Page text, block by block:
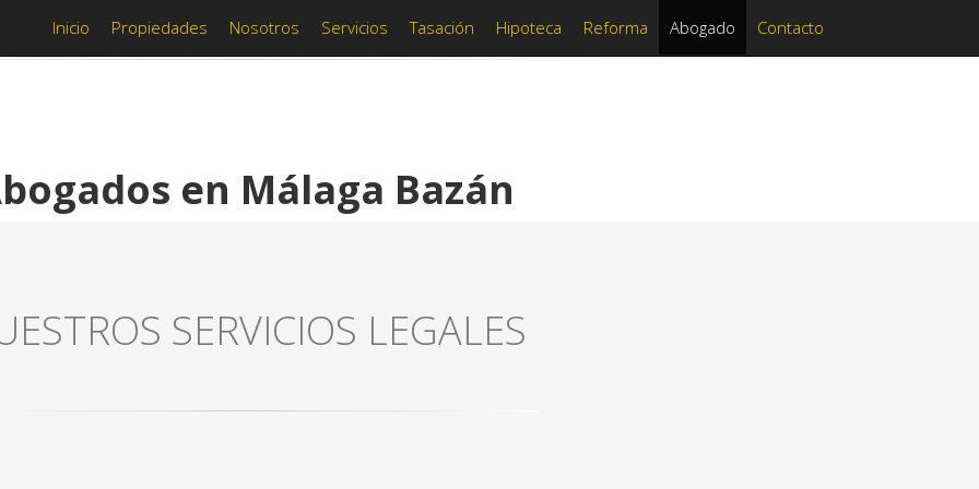
Inicio Propiedades Nosotros Servicios Tasación Hipoteca Reforma Abogado Contacto
en Málaga Bazán
SERVICIOS LEGALES